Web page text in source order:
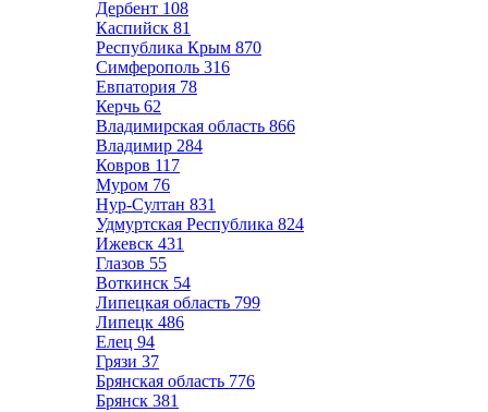
Дербент 108
Каспийск 81
Республика Крым 870
Симферополь 316
Евпатория 78
Керчь 62
Владимирская область 866
Владимир 284
Ковров 117
Муром 76
Нур-Султан 831
Удмуртская Республика 824
Ижевск 431
Глазов 55
Воткинск 54
Липецкая область 799
Липецк 486
Елец 94
Грязи 37
Брянская область 776
Брянск 381